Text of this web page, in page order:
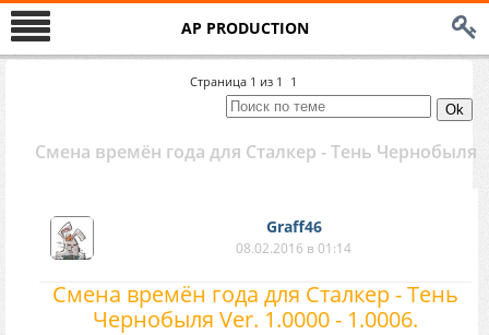
AP PRODUCTION
Страница 1 из 1 1
Смена времён года для Сталкер - Тень Чернобыля
Graff46
08.02.2016 в 01:14
Смена времён года для Сталкер - Тень
Чернобыля Ver. 1.0000 - 1.0006.